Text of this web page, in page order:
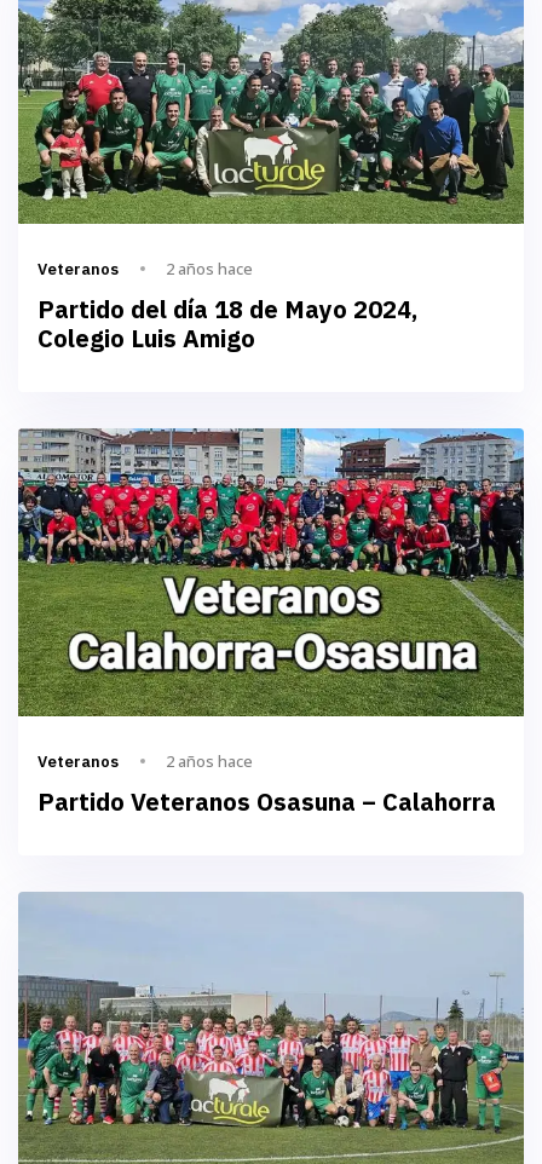
Veteranos 2 años hace
Partido del día 18 de Mayo 2024,
Colegio Luis Amigo
Veteranos 2 años hace
Partido Veteranos Osasuna – Calahorra